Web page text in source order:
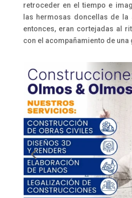
retroceder en el tiempo e
las hermosas doncellas de
entonces, eran cortejadas al
con el acompañamiento de una